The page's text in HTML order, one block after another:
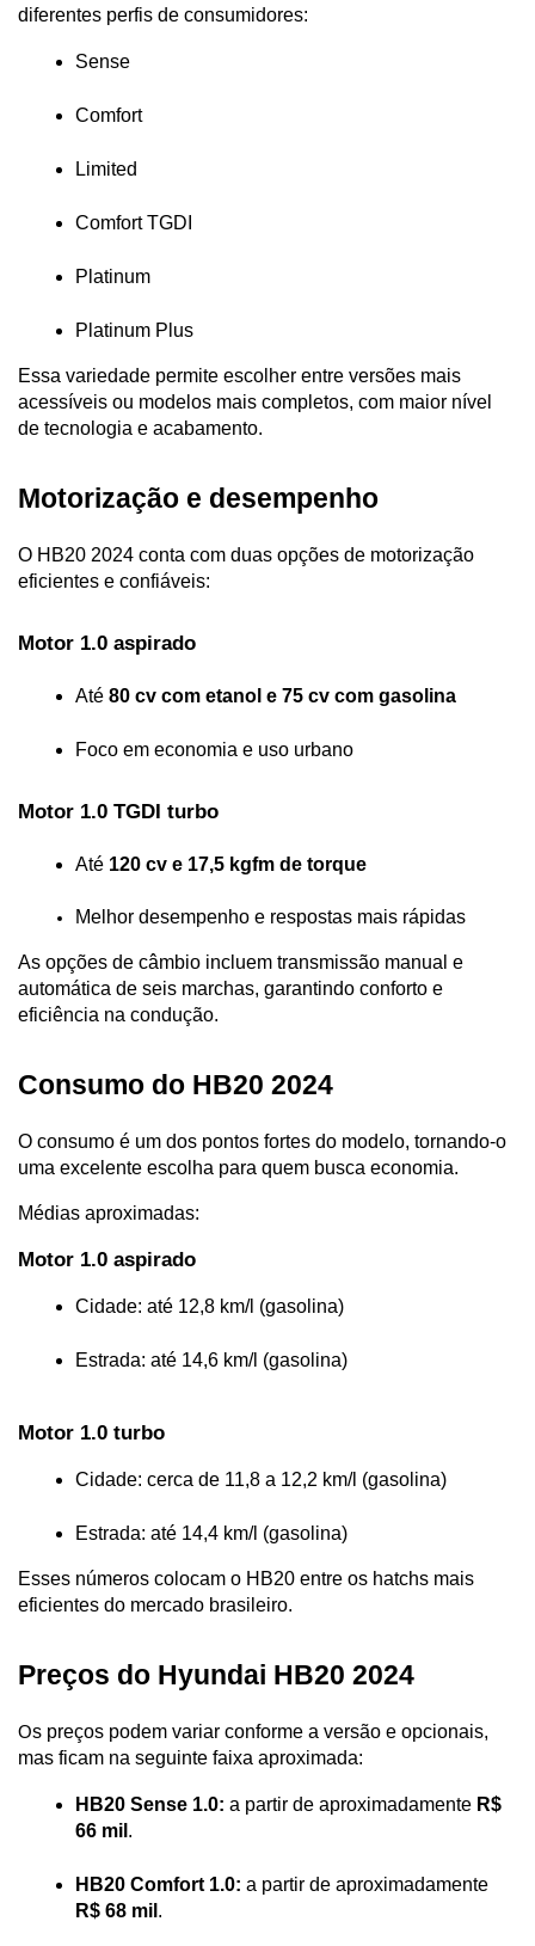
diferentes perfis de consumidores:
Sense
Comfort
Limited
Comfort TGDI
Platinum
Platinum Plus
Essa variedade permite escolher entre versões mais
acessíveis ou modelos mais completos, com maior nível
de tecnologia e acabamento.
Motorização e desempenho
O HB20 2024 conta com duas opções de motorização
eficientes e confiáveis:
Motor 1.0 aspirado
Até 80 cv com etanol e 75 cv com gasolina
Foco em economia e uso urbano
Motor 1.0 TGDI turbo
Até 120 cv e 17,5 kgfm de torque
Melhor desempenho e respostas mais rápidas
As opções de câmbio incluem transmissão manual e
automática de seis marchas, garantindo conforto e
eficiência na condução.
Consumo do HB20 2024
O consumo é um dos pontos fortes do modelo, tornando-o
uma excelente escolha para quem busca economia.
Médias aproximadas:
Motor 1.0 aspirado
Cidade: até 12,8 km/l (gasolina)
Estrada: até 14,6 km/l (gasolina)
Motor 1.0 turbo
Cidade: cerca de 11,8 a 12,2 km/l (gasolina)
Estrada: até 14,4 km/l (gasolina)
Esses números colocam o HB20 entre os hatchs mais
eficientes do mercado brasileiro.
Preços do Hyundai HB20 2024
Os preços podem variar conforme a versão e opcionais,
mas ficam na seguinte faixa aproximada:
HB20 Sense 1.0: a partir de aproximadamente R$
66 mil .
HB20 Comfort 1.0:
R$ 68 mil .